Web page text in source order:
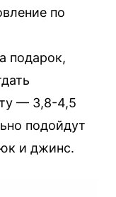
по
подарок,
— 3,8-4,5
подойдут
и джинс.